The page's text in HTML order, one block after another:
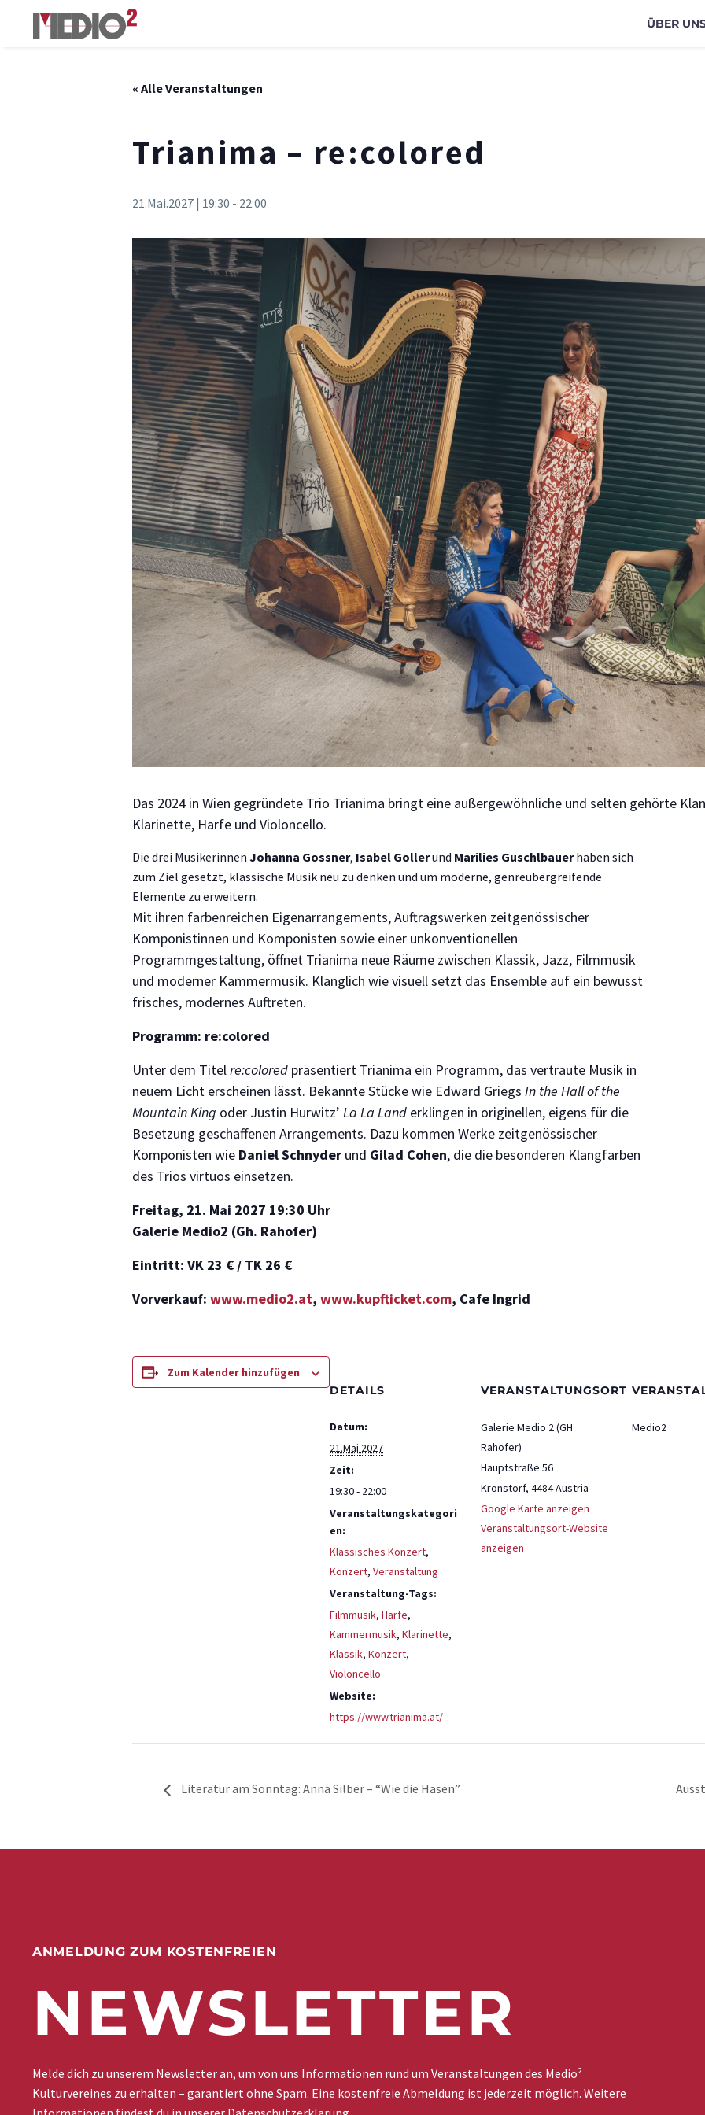
ÜBER
« Alle Veranstaltungen
Trianima – re:colored
21.Mai.2027 | 19:30 - 22:00
Das 2024 in Wien gegründete Trio Trianima bringt eine außergewöhnliche und selten gehörte
Klarinette, Harfe und Violoncello.
Die drei Musikerinnen Johanna Gossner, Isabel Gollerund Marilies Guschlbauerhaben sich
zum Ziel gesetzt, klassische Musik neu zu denken und um moderne, genreübergreifende
Elemente zu erweitern.
Mit ihren farbenreichen Eigenarrangements, Auftragswerken zeitgenössischer
Komponistinnen und Komponisten sowie einer unkonventionellen
Programmgestaltung, öffnet Trianima neue Räume zwischen Klassik, Jazz, Filmmusik
und moderner Kammermusik. Klanglich wie visuell setzt das Ensemble auf ein bewusst
frisches, modernes Auftreten.
Programm: re:colored
Unter dem Titelre:colored präsentiert Trianima ein Programm, das vertraute Musik in
neuem Licht erscheinen lässt. Bekannte Stücke wie Edward Griegs In the Hall of the
Mountain King oder Justin Hurwitz’ La La Land erklingen in originellen, eigens für die
Besetzung geschaffenen Arrangements. Dazu kommen Werke zeitgenössischer
Komponisten wie Daniel Schnyder und Gilad Cohen, die die besonderen Klangfarben
des Trios virtuos einsetzen.
Freitag, 21. Mai 2027 19:30 Uhr
Galerie Medio2 (Gh. Rahofer)
Eintritt: VK 23 € / TK 26 €
Vorverkauf: www.medio2.at, www.kupfticket.com, Cafe Ingrid
Zum Kalender hinzufügen
DETAILS
Datum:
21.Mai.2027
Zeit:
19:30 - 22:00
Veranstaltungskategori
en:
Klassisches Konzert,
Konzert, Veranstaltung
Veranstaltung-Tags:
Filmmusik, Harfe,
Kammermusik, Klarinette,
Klassik, Konzert,
Violoncello
Website:
https://www.trianima.at/
VERANSTALTUNGSORT
Galerie Medio 2 (GH
Rahofer)
Hauptstraße 56
Kronstorf, 4484Austria
Google Karte anzeigen
Veranstaltungsort-Website
anzeigen
Medio2
Literatur am Sonntag: Anna Silber – “Wie die Hasen”
ANMELDUNG ZUM KOSTENFREIEN
NEWSLETTER
Melde dich zu unserem Newsletter an, um von uns Informationen rund um Veranstaltungen des Medio²
Kulturvereines zu erhalten – garantiert ohne Spam. Eine kostenfreie Abmeldung ist jederzeit möglich. Weitere